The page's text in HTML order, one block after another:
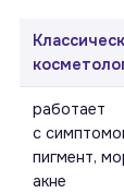
работает
с
пигмент,
акне